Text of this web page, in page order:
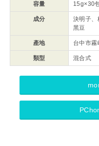
容量 15g×30
成分
決明子、
黑豆
產地 台中市霧
類型 混合式